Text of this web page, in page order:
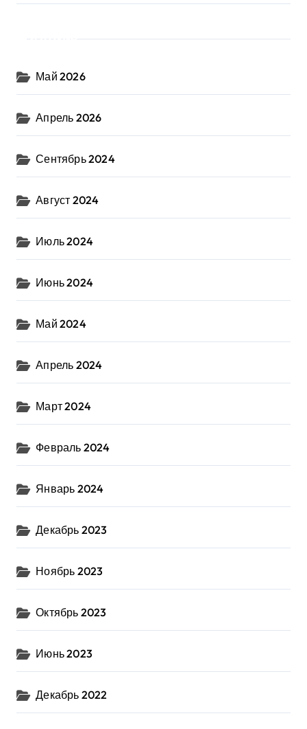
Май 2026
Апрель 2026
Сентябрь 2024
Август 2024
Июль 2024
Июнь 2024
Май 2024
Апрель 2024
Март 2024
Февраль 2024
Январь 2024
Декабрь 2023
Ноябрь 2023
Октябрь 2023
Июнь 2023
Декабрь 2022